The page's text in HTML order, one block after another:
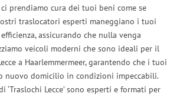
ci prendiamo cura dei tuoi beni come se
traslocatori esperti maneggiano i tuoi
assicurando che nulla venga
veicoli moderni che sono ideali per il
a Haarlemmermeer, garantendo che i tuoi
nuovo domicilio in condizioni impeccabili.
Lecce’ sono esperti e formati per